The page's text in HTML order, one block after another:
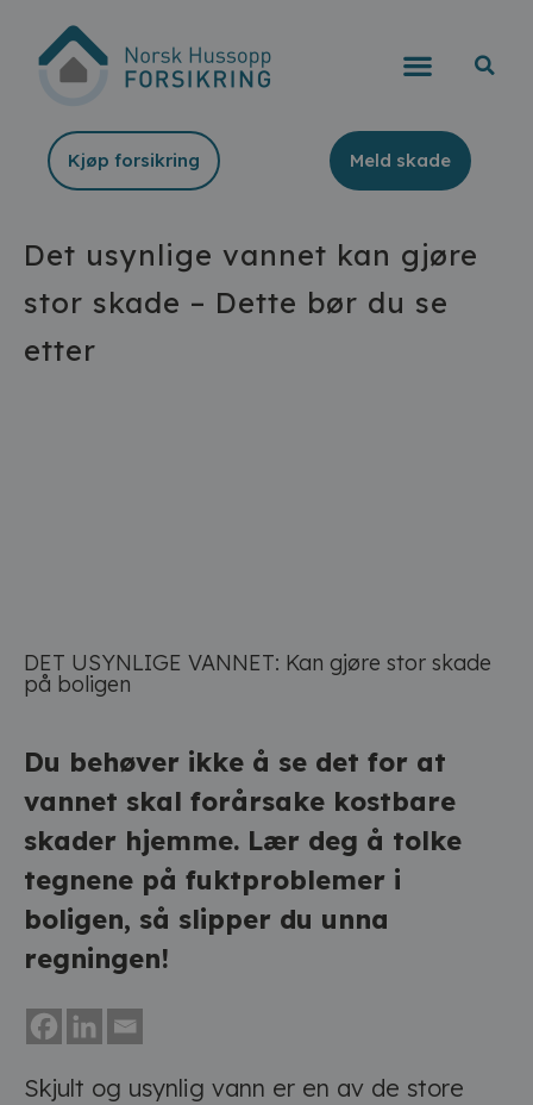
Kjøp forsikring Meld skade
Det usynlige vannet kan gjøre
stor skade – Dette bør du se
etter
DET USYNLIGE VANNET: Kan gjøre stor skade
på boligen
Du behøver ikke å se det for at
vannet skal forårsake kostbare
skader hjemme. Lær deg å tolke
tegnene på fuktproblemer i
boligen, så slipper du unna
regningen!
Skjult og usynlig vann er en av de store